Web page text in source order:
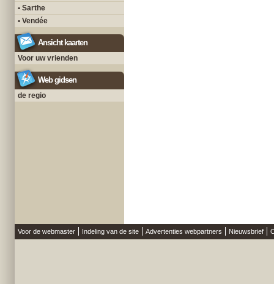
• Sarthe
• Vendée
Ansicht kaarten
Voor uw vrienden
Web gidsen
de regio
Voor de webmaster Indeling van de site Advertenties webpartners Nieuwsbrief